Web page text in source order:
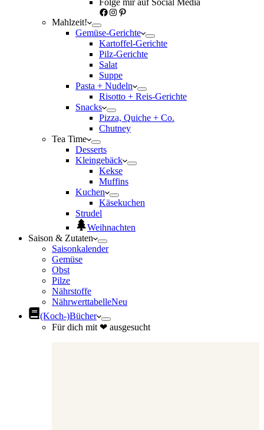
Folge mir auf Social Media
Facebook
Instagram
Pinterest
Mahlzeit!
Gemüse-Gerichte
Kartoffel-Gerichte
Pilz-Gerichte
Salat
Suppe
Pasta + Nudeln
Risotto + Reis-Gerichte
Snacks
Pizza, Quiche + Co.
Chutney
Tea Time
Desserts
Kleingebäck
Kekse
Muffins
Kuchen
Käsekuchen
Strudel
Weihnachten
Saison & Zutaten
Saisonkalender
Gemüse
Obst
Pilze
Nährstoffe
NährwerttabelleNeu
(Koch-)Bücher
Für dich mit ❤ ausgesucht